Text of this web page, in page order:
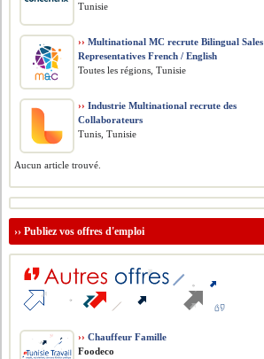
Tunisie
›› Multinational MC recrute Bilingual Sales
Representatives French / English
Toutes les régions, Tunisie
›› Industrie Multinational recrute des
Collaborateurs
Tunis, Tunisie
Aucun article trouvé.
››Publiez vos offres d'emploi
›› Chauffeur Famille
Foodeco